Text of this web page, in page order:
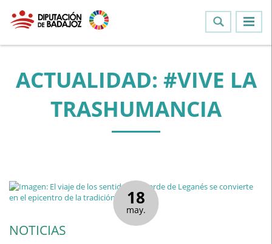
ACTUALIDAD: #VIVE LA
TRASHUMANCIA
18
may.
NOTICIAS